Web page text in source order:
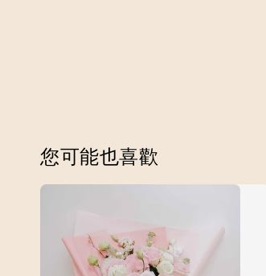
您可能也喜歡